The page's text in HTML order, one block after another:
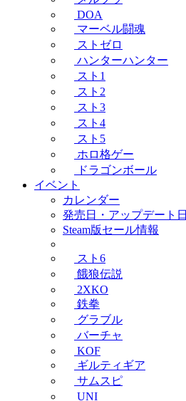
DOA
マーベル闘魂
ストゼロ
ハンターハンター
スト1
スト2
スト3
スト4
スト5
ホロ格ゲー
ドラゴンボール
イベント
カレンダー
発売日・アップデート日
Steam版セール情報
スト6
餓狼伝説
2XKO
鉄拳
グラブル
バーチャ
KOF
ギルティギア
サムスピ
UNI